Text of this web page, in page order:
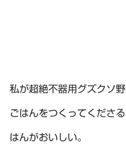
私が超絶不器用グズクソ
ごはんをつくってくださ
はんがおいしい。